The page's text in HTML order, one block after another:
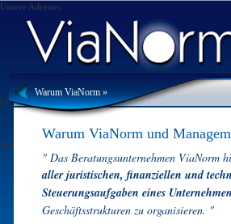
Warum ViaNorm »
Unsere Adresse:
ViaNorm Managementberatung AG
Caferaga Mh. Albay Faik Sozdener Cd.
Cetintas Is Merkezi No:17 Kat:2/B
Unsere Telefonnummer:
Unsere Faxnummer:
(+90 216) 338 09 18
Warum ViaNorm und
" Das Beratungsunternehmen ViaNorm
aller juristischen, finanziellen und
Steuerungsaufgaben eines
Geschäftsstrukturen zu organisieren. "
ViaNorm Managementberatung AG @2010 Alle Rechte